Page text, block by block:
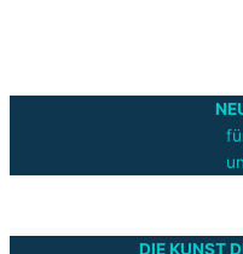
DIE KUNST